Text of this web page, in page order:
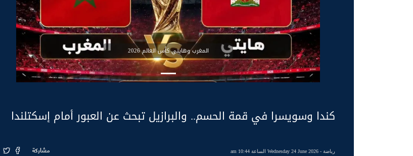
المغرب وهايتي كأس العالم 2026
كندا وسويسرا في قمة الحسم.. والبرازيل تبحث عن العبور أمام إسكتلندا
رياضة- Wednesday 24 June 2026 الساعة 10:44 am مشاركة